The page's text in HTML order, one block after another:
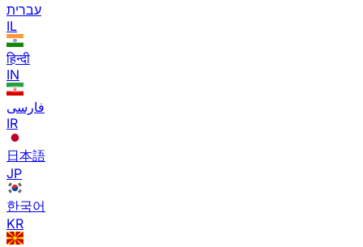
עברית
IL
हिन्दी
IN
فارسی
IR
日本語
JP
한국어
KR